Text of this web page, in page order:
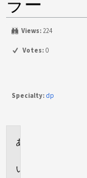
ラー
Views: 224
Votes: 0
Specialty: dp